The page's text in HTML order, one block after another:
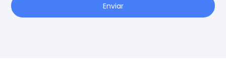
Enviar